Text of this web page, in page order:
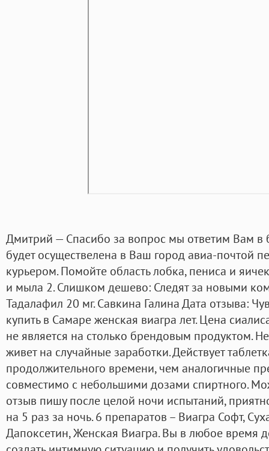
Дмитрий — Спасибо за вопрос мы ответим Вам в
будет осуществелена в Ваш город авиа-почтой
курьером. Помойте область лобка, пениса и
и мыла 2. Слишком дешево: Следят за новыми
Тадалафил 20 мг. Савкина Галина Дата отзыва:
купить в Самаре женская виагра лет. Цена
не является на столько брендовым продуктом.
живет на случайные заработки. Действует
продолжительного времени, чем аналогичные
совместимо с небольшими дозами спиртного.
отзыв пишу после целой ночи испытаний,
на 5 раз за ночь. 6 препаратов – Виагра Софт,
Дапоксетин, Женская Виагра. Вы в любое время